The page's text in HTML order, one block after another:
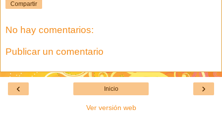
Compartir
No hay comentarios:
Publicar un comentario
‹ ›
Inicio
Ver versión web